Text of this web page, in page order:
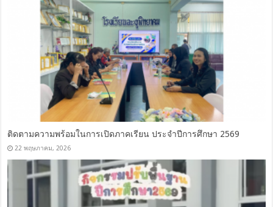
ติดตามความพร้อมในการเปิดภาคเรียน ประจำปีการศึกษา 2569
22 พฤษภาคม, 2026